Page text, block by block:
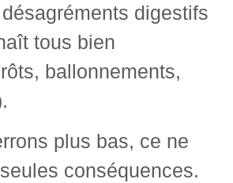
digestifs
tous bien
ballonnements,
plus bas, ce ne
conséquences.